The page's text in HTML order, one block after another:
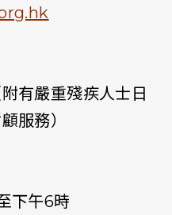
有嚴重殘疾人士日
服務）
下午6時